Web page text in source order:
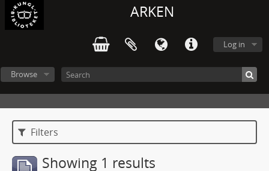
ARKEN
Log in
Browse
Filters
Showing 1 results